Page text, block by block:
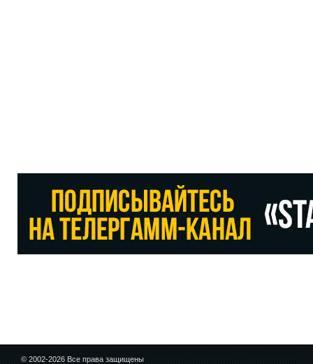
© 2002-2026 Все права защищены